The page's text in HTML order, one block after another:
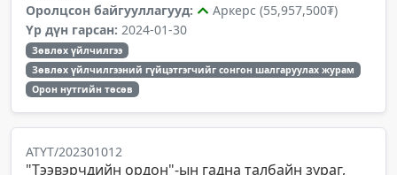
Оролцсон байгууллагууд:
Аркерс (55,957,500₮)
Үр дүн гарсан: 2024-01-30
Зөвлөх үйлчилгээ
Зөвлөх үйлчилгээний гүйцэтгэгчийг сонгон шалгаруулах журам
Орон нутгийн төсөв
АТҮТ/202301012
"Тээвэрчдийн ордон"-ын гадна талбайн зураг,